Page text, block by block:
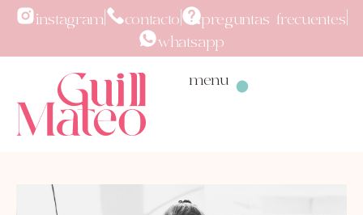
instagram contacto
preguntas frecuentes
whatsapp
menu